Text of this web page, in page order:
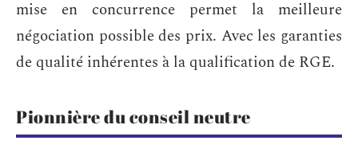
mise en concurrence permet la meilleure
négociation possible des prix. Avec les garanties
de qualité inhérentes à la qualification de RGE.
Pionnière du conseil neutre